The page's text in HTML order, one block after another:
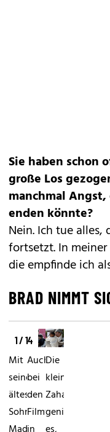
Sie haben schon
große Los
manchmal
enden könnte?
Nein. Ich tue
fortsetzt. In
die empfinde ich
BRAD NIMMT
1 / 14
Mit
seinem
ältesten
Sohn
Auch
bei
den
Filmfestspielen
Die
kleine
Zahara
genießt